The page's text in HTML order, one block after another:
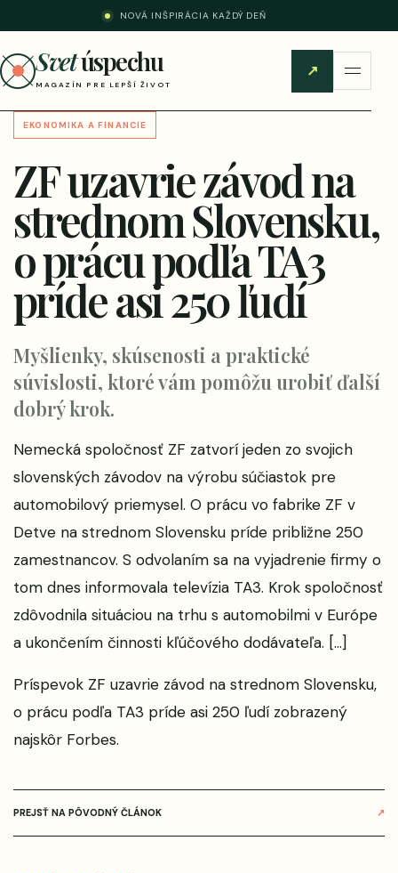
NOVÁ INŠPIRÁCIA KAŽDÝ DEŇ
Svetúspechu
MAGAZÍN PRE LEPŠÍ ŽIVOT
↗
EKONOMIKA A FINANCIE
ZF uzavrie závod na
strednom Slovensku,
o prácu podľa TA3
príde asi 250 ľudí
Myšlienky, skúsenosti a praktické
súvislosti, ktoré vám pomôžu urobiť ďalší
dobrý krok.
Nemecká spoločnosť ZF zatvorí jeden zo svojich
slovenských závodov na výrobu súčiastok pre
automobilový priemysel. O prácu vo fabrike ZF v
Detve na strednom Slovensku príde približne 250
zamestnancov. S odvolaním sa na vyjadrenie firmy o
tom dnes informovala televízia TA3. Krok spoločnosť
zdôvodnila situáciou na trhu s automobilmi v Európe
a ukončením činnosti kľúčového dodávateľa. […]
Príspevok ZF uzavrie závod na strednom Slovensku,
o prácu podľa TA3 príde asi 250 ľudízobrazený
najskôr Forbes.
PREJSŤ NA PÔVODNÝ ČLÁNOK ↗